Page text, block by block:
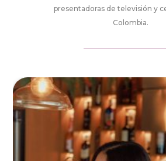
presentadoras de televisión y
Colombia.